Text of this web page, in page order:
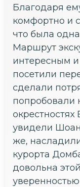
Благодаря
комфортно и
что была
Маршрут
интересным
посетили
сделали
попробовали
увидели
же,
курорта
довольна